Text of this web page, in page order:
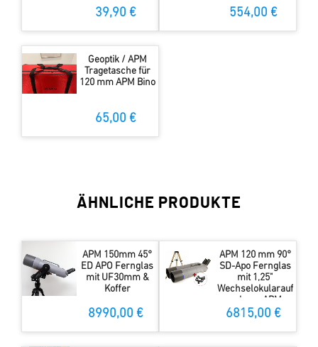
39,90 € 554,00 €
Geoptik / APM
Tragetasche für
120 mm APM Bino
65,00 €
ÄHNLICHE PRODUKTE
APM 150mm 45°
ED APO Fernglas
mit UF30mm &
Koffer
8990,00 €
APM 120 mm 90°
SD-Apo Fernglas
mit 1,25"
Wechselokularauf
nahme, APM
Gabel-Montierung
6815,00 €